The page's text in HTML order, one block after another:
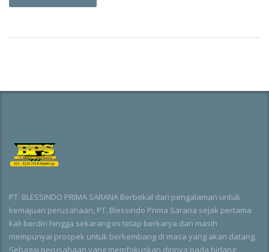
PT. BLESSINDO PRIMA SARANA Berbekal dari pengalaman untuk
kemajuan perusahaan, PT. Blessindo Prima Sarana sejak pertama
kali berdiri hingga sekarang ini tetap berkarya dan masih
mempunyai prospek untuk berkembang di masa yang akan datang.
Sebagai perusahaan yang memfokuskan dirinya pada bidang